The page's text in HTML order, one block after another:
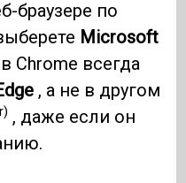
браузере по
Microsoft
Chrome всегда
, а не в другом
, даже если он